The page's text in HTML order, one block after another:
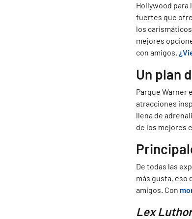
Hollywood para
fuertes que
los
mejores
con amigos.
Un plan
Parque Warner
atracciones
llena de
de los mejores
De todas las
más gusta, eso
amigos. Con
Lex